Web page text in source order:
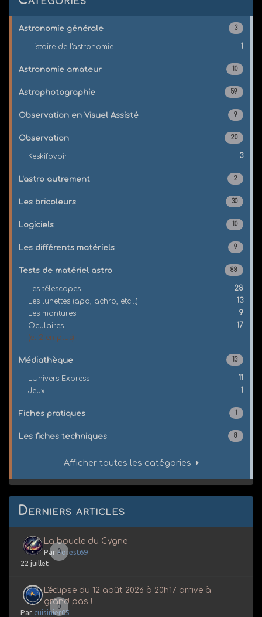
3
Astronomie générale
1
Histoire de l'astronomie
10
Astronomie amateur
59
Astrophotographie
9
Observation en Visuel Assisté
20
Observation
3
Keskifovoir
2
L'astro autrement
30
Les bricoleurs
10
Logiciels
9
Les différents matériels
88
Tests de matériel astro
28
Les télescopes
13
Les lunettes (apo, achro, etc...)
9
Les montures
17
Oculaires
(et 2 en plus)
13
Médiathèque
11
L'Univers Express
1
Jeux
1
Fiches pratiques
8
Les fiches techniques
Afficher toutes les catégories
Derniers articles
0
La boucle du Cygne
Par Forest69
22 juillet
0
L'éclipse du 12 août 2026 à 20h17 arrive à
grand pas !
Par cuisinier05